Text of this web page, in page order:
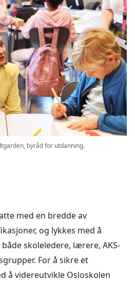
byråd for utdanning.
med en bredde av
og lykkes med å
skoleledere, lærere, AKS-
For å sikre et
å videreutvikle Osloskolen